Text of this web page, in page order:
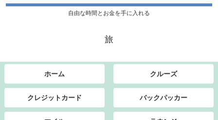
自由な時間とお金を手に入れる
旅
ホーム クルーズ
クレジットカード バックパッカー